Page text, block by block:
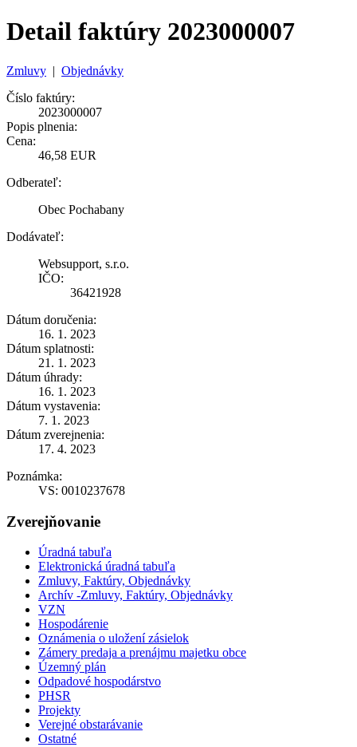
Detail faktúry 2023000007
Zmluvy | Objednávky
Číslo faktúry:
2023000007
Popis plnenia:
Cena:
46,58 EUR
Odberateľ:
Obec Pochabany
Dodávateľ:
Websupport, s.r.o.
IČO:
36421928
Dátum doručenia:
16. 1. 2023
Dátum splatnosti:
21. 1. 2023
Dátum úhrady:
16. 1. 2023
Dátum vystavenia:
7. 1. 2023
Dátum zverejnenia:
17. 4. 2023
Poznámka:
VS: 0010237678
Zverejňovanie
Úradná tabuľa
Elektronická úradná tabuľa
Zmluvy, Faktúry, Objednávky
Archív -Zmluvy, Faktúry, Objednávky
VZN
Hospodárenie
Oznámenia o uložení zásielok
Zámery predaja a prenájmu majetku obce
Územný plán
Odpadové hospodárstvo
PHSR
Projekty
Verejné obstarávanie
Ostatné